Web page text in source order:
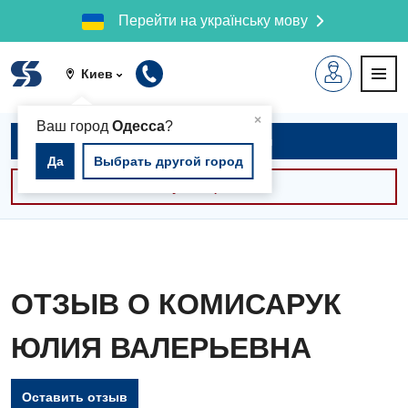
Перейти на українську мову
Киев
×
Ваш город Одесса?
Да Выбрать другой город
Записаться на приём
ОТЗЫВ О КОМИСАРУК
ЮЛИЯ ВАЛЕРЬЕВНА
Оставить отзыв